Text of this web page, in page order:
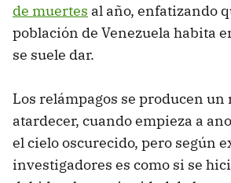
de muertes al año, enfatizando
población de Venezuela habita
se suele dar.
Los relámpagos se producen un
atardecer, cuando empieza a
el cielo oscurecido, pero según
investigadores es como si se